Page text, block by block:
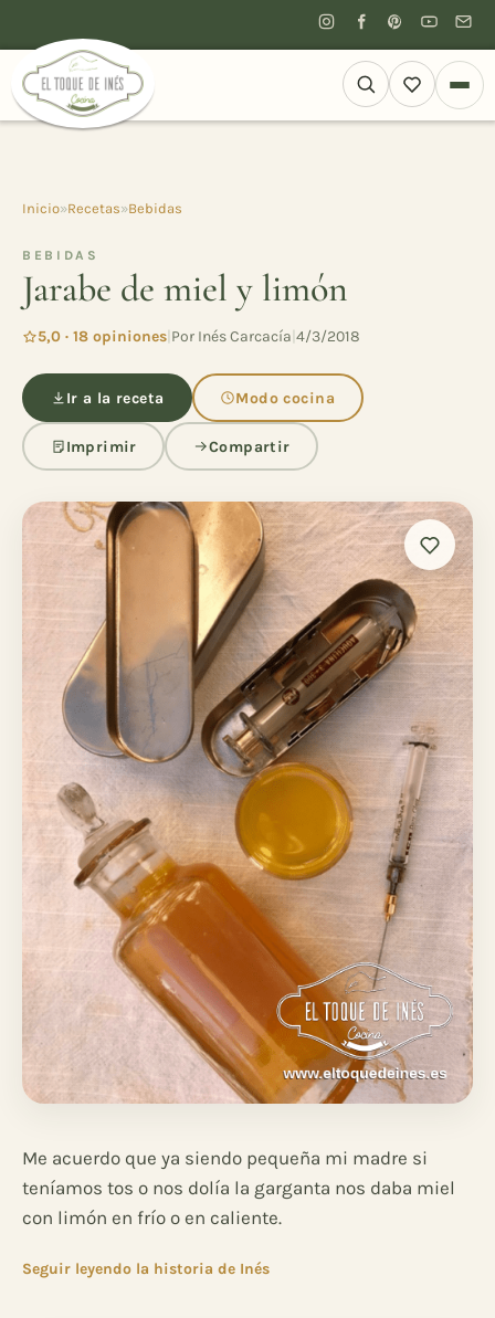
Inicio»Recetas»Bebidas
BEBIDAS
Jarabe de miel y limón
5,0 · 18 opiniones Por Inés Carcacía 4/3/2018
Ir a la receta Modo cocina
Imprimir Compartir
Me acuerdo que ya siendo pequeña mi madre si
teníamos tos o nos dolía la garganta nos daba miel
con limón en frío o en caliente.
Seguir leyendo la historia de Inés